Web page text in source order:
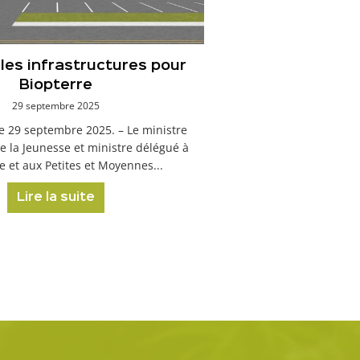
infrastructures pour
Biopterre
29 septembre 2025
29 septembre 2025. – Le ministre
la Jeunesse et ministre délégué à
et aux Petites et Moyennes...
Lire la suite